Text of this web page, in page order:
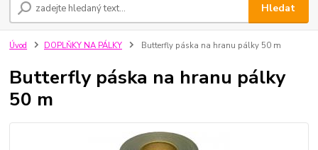
Hledat
Úvod DOPLŇKY NA PÁLKY Butterfly páska na hranu pálky 50 m
Butterfly páska na hranu pálky
50 m